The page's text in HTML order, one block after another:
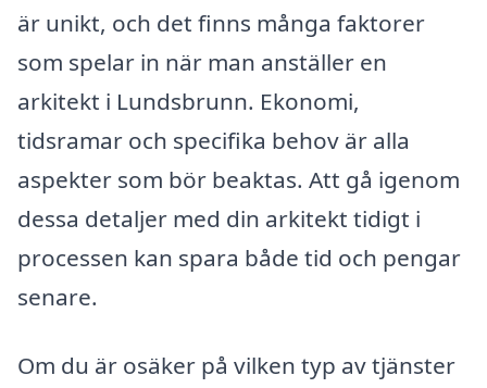
är unikt, och det finns många faktorer
som spelar in när man anställer en
arkitekt i Lundsbrunn. Ekonomi,
tidsramar och specifika behov är alla
aspekter som bör beaktas. Att gå igenom
dessa detaljer med din arkitekt tidigt i
processen kan spara både tid och pengar
senare.
Om du är osäker på vilken typ av tjänster